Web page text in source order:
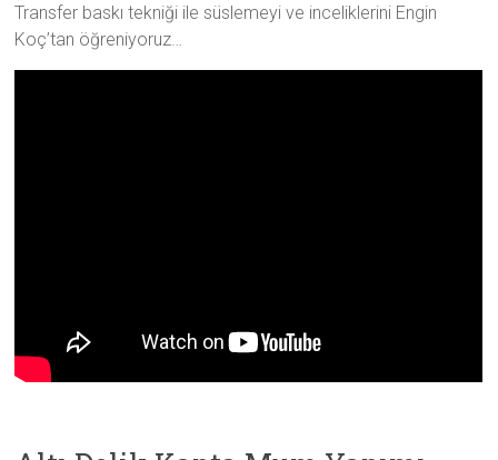
Transfer baskı tekniği ile süslemeyi ve inceliklerini Engin
Koç’tan öğreniyoruz…